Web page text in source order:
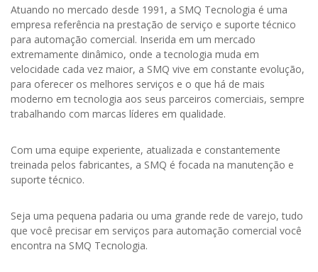
Atuando no mercado desde 1991, a SMQ Tecnologia é uma
empresa referência na prestação de serviço e suporte técnico
para automação comercial. Inserida em um mercado
extremamente dinâmico, onde a tecnologia muda em
velocidade cada vez maior, a SMQ vive em constante evolução,
para oferecer os melhores serviços e o que há de mais
moderno em tecnologia aos seus parceiros comerciais, sempre
trabalhando com marcas líderes em qualidade.
Com uma equipe experiente, atualizada e constantemente
treinada pelos fabricantes, a SMQ é focada na manutenção e
suporte técnico.
Seja uma pequena padaria ou uma grande rede de varejo, tudo
que você precisar em serviços para automação comercial você
encontra na SMQ Tecnologia.